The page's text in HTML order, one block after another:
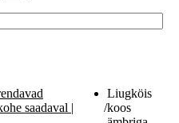
saadaval |
/
Liugköis
koos